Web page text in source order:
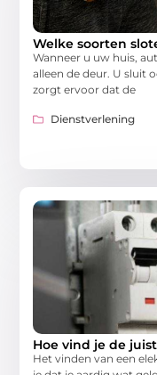
Welke soorten
Wanneer u uw huis,
alleen de deur. U sluit
zorgt ervoor dat de
Dienstverlening
Hoe vind je de
Het vinden van een